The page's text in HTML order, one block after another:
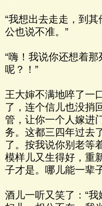
“我想出去走走，到
公也说不准。”
“嗨！我说你还想着
呢？！”
王大婶不满地啐了一
了，连个信儿也没捎
管，让你一个人嫁进
务。这都三四年过去
了。按我说你别老等
模样儿又生得好，重
子才是。哪儿能一辈
酒儿一听又笑了：“